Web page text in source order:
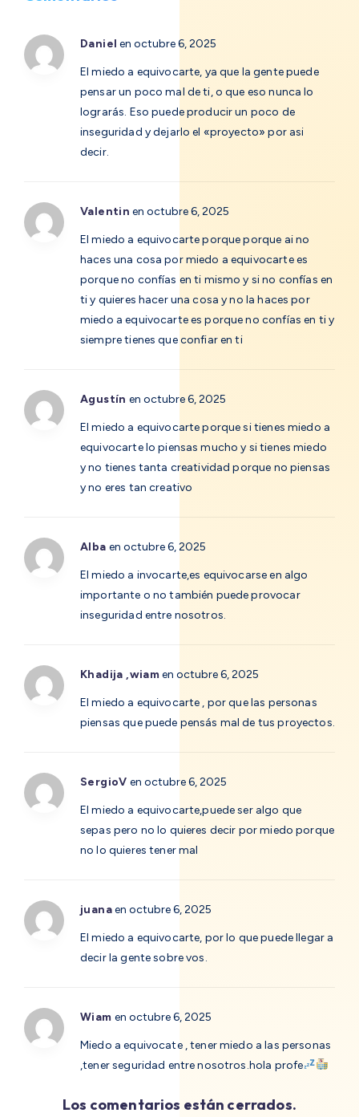
Daniel en octubre 6, 2025
El miedo a equivocarte, ya que la gente puede
pensar un poco mal de ti, o que eso nunca lo
lograrás. Eso puede producir un poco de
inseguridad y dejarlo el «proyecto» por asi
decir.
Valentin en octubre 6, 2025
El miedo a equivocarte porque porque ai no
haces una cosa por miedo a equivocarte es
porque no confías en ti mismo y si no confías en
ti y quieres hacer una cosa y no la haces por
miedo a equivocarte es porque no confías en ti y
siempre tienes que confiar en ti
Agustín en octubre 6, 2025
El miedo a equivocarte porque si tienes miedo a
equivocarte lo piensas mucho y si tienes miedo
y no tienes tanta creatividad porque no piensas
y no eres tan creativo
Alba en octubre 6, 2025
El miedo a invocarte,es equivocarse en algo
importante o no también puede provocar
inseguridad entre nosotros.
Khadija ,wiam en octubre 6, 2025
El miedo a equivocarte , por que las personas
piensas que puede pensás mal de tus proyectos.
SergioV en octubre 6, 2025
El miedo a equivocarte,puede ser algo que
sepas pero no lo quieres decir por miedo porque
no lo quieres tener mal
juanaen octubre 6, 2025
El miedo a equivocarte, por lo que puede llegar a
decir la gente sobre vos.
Wiam en octubre 6, 2025
Miedo a equivocate , tener miedo a las personas
,tener seguridad entre nosotros.hola profe
Los comentarios están cerrados.